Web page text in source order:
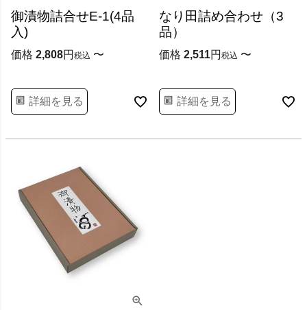
御漬物詰合せE-1(4品
入)
価格 2,808 税込 〜
詳細を見る
なり田詰め合わせ（3
品）
価格 2,511 税込 〜
詳細を見る